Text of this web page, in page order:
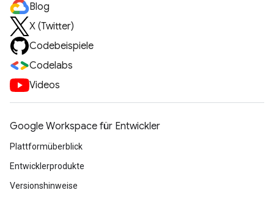
Blog
X (Twitter)
Codebeispiele
Codelabs
Videos
Google Workspace für Entwickler
Plattformüberblick
Entwicklerprodukte
Versionshinweise